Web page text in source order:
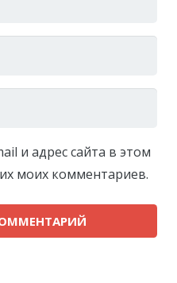
и адрес сайта в этом
моих комментариев.